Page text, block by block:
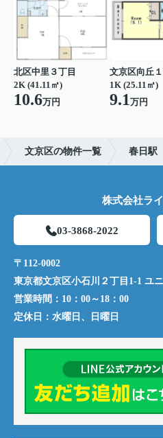
北区中里３丁目
2K (41.11㎡)
10.6万円
文京区向丘
1K (25.11㎡)
9.1万円
文京区の物件一覧 春日駅
株式会社ラ
03-3868-2022
〒112-0002
東京都文京区小石川２丁目1-1 ユ
営業時間： 10：00～18：00
定休日： 水曜日、日曜日